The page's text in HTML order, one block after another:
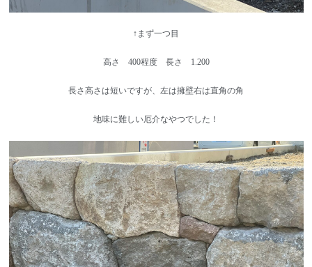
↑まず一つ目
高さ 400程度 長さ 1.200
長さ高さは短いですが、左は擁壁右は直角の角
地味に難しい厄介なやつでした！